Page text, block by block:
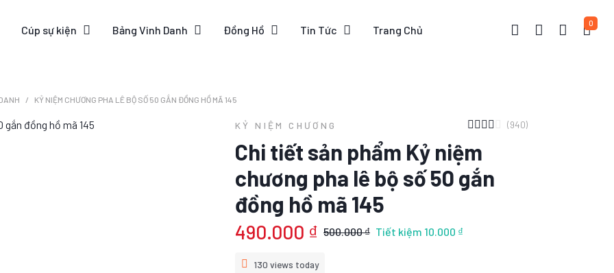
Cúp sự kiện Bảng Vinh Danh Đồng Hồ Tin Tức Trang Chủ
0
KỶ NIỆM CHƯƠNG PHA LÊ BỘ SỐ 50 GẮN ĐỒNG HỒ MÃ 145
KỶ NIỆM CHƯƠNG (940)
Chi tiết sản phẩm Kỷ niệm
chương pha lê bộ số 50 gắn
đồng hồ mã 145
490.000 ₫ 500.000 ₫ Tiết kiệm 10.000 ₫
130 views today